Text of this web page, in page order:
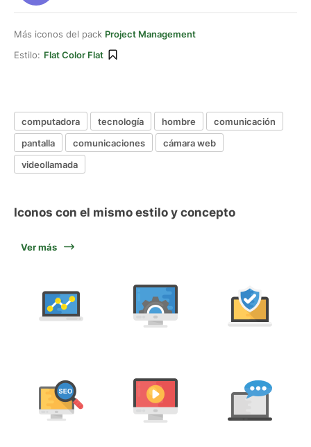
Más iconos del pack Project Management
Estilo: Flat Color Flat
computadora tecnología hombre
comunicación
pantalla
comunicaciones
cámara web
videollamada
Iconos con el mismo estilo y concepto
Ver más